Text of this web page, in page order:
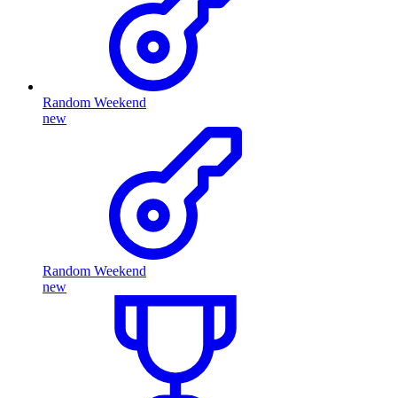
Random Weekend
new
Random Weekend
new